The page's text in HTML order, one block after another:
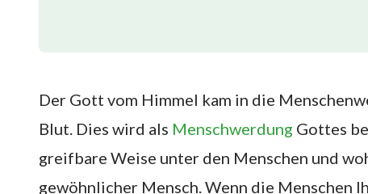
Der Gott vom Himmel kam in die
Blut. Dies wird als Menschwerdung Gottes
greifbare Weise unter den Menschen und
gewöhnlicher Mensch. Wenn die Menschen